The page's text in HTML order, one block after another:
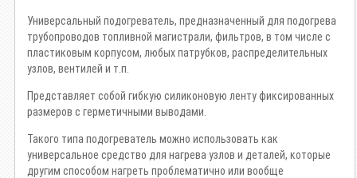
Универсальный подогреватель, предназначенный для подогрева
трубопроводов топливной магистрали, фильтров, в том числе с
пластиковым корпусом, любых патрубков, распределительных
узлов, вентилей и т.п.
Представляет собой гибкую силиконовую ленту фиксированных
размеров с герметичными выводами.
Такого типа подогреватель можно использовать как
универсальное средство для нагрева узлов и деталей, которые
другим способом нагреть проблематично или вообще